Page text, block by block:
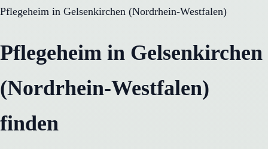
Pflegeheim in Gelsenkirchen (Nordrhein-Westfalen)
Pflegeheim in Gelsenkirchen
(Nordrhein-Westfalen)
finden